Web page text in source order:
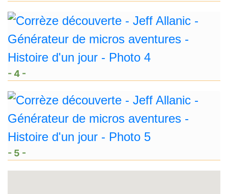
- 4 -
- 5 -